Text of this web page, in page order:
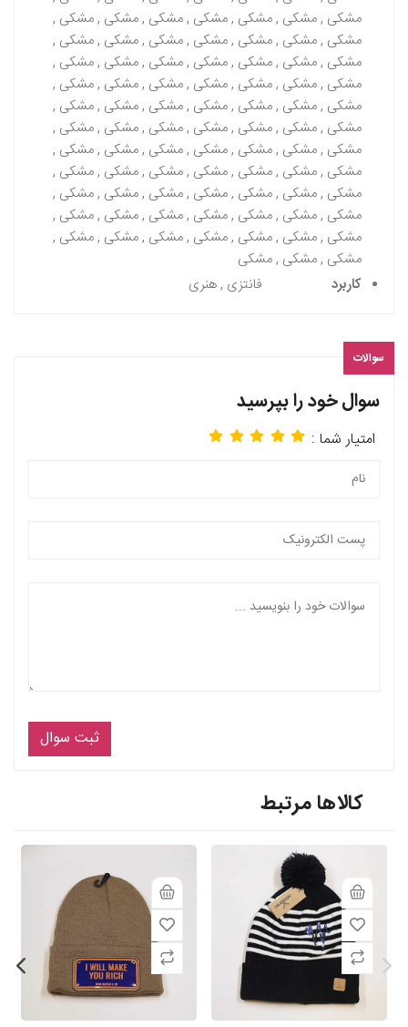
مشکی , مشکی , مشکی , مشکی , مشکی , مشکی , مشکی ,
مشکی , مشکی , مشکی , مشکی , مشکی , مشکی , مشکی ,
مشکی , مشکی , مشکی , مشکی , مشکی , مشکی , مشکی ,
مشکی , مشکی , مشکی , مشکی , مشکی , مشکی , مشکی ,
مشکی , مشکی , مشکی , مشکی , مشکی , مشکی , مشکی ,
مشکی , مشکی , مشکی , مشکی , مشکی , مشکی , مشکی ,
مشکی , مشکی , مشکی , مشکی , مشکی , مشکی , مشکی ,
مشکی , مشکی , مشکی , مشکی , مشکی , مشکی , مشکی ,
مشکی , مشکی , مشکی , مشکی , مشکی , مشکی , مشکی ,
مشکی , مشکی , مشکی , مشکی , مشکی , مشکی , مشکی ,
مشکی , مشکی , مشکی , مشکی , مشکی , مشکی , مشکی ,
مشکی , مشکی , مشکی
کاربرد
فانتزی , هنری
سوالات
سوال خود را بپرسید
امتیار شما :
ثبت سوال
کالاها مرتبط